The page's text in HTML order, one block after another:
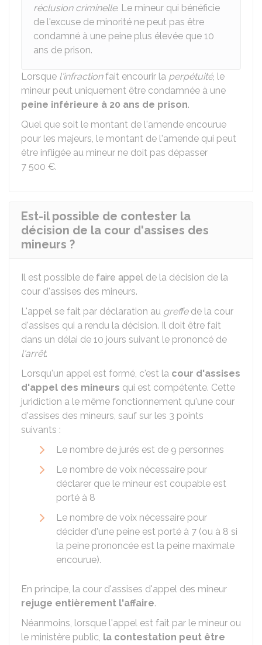
réclusion criminelle. Le mineur qui bénéficie
de l'excuse de minorité ne peut pas être
condamné à une peine plus élevée que 10
ans de prison.
Lorsque l'infractionfait encourir la perpétuité, le
mineur peut uniquement être condamnée à une
peine inférieure à 20 ans de prison.
Quel que soit le montant de l'amende encourue
pour les majeurs, le montant de l'amende qui peut
être infligée au mineur ne doit pas dépasser
7 500 €.
Est-il possible de contester la
décision de la cour d'assises des
mineurs ?
Il est possible de faire appel de la décision de la
cour d'assises des mineurs.
L'appel se fait par déclaration au greffede la cour
d'assises qui a rendu la décision. Il doit être fait
dans un délai de 10 jours suivant le prononcé de
l'arrêt.
Lorsqu'un appel est formé, c'est la cour d'assises
d'appel des mineurs qui est compétente. Cette
juridiction a le même fonctionnement qu'une cour
d'assises des mineurs, sauf sur les 3 points
suivants :
Le nombre de jurés est de 9 personnes
Le nombre de voix nécessaire pour
déclarer que le mineur est coupable est
porté à 8
Le nombre de voix nécessaire pour
décider d'une peine est porté à 7 (ou à 8 si
la peine prononcée est la peine maximale
encourue).
En principe, la cour d'assises d'appel des mineur
rejuge entièrement l'affaire.
Néanmoins, lorsque l'appel est fait par le mineur ou
le ministère public, la contestation peut être